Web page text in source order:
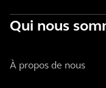
Qui nous
À propos de nous